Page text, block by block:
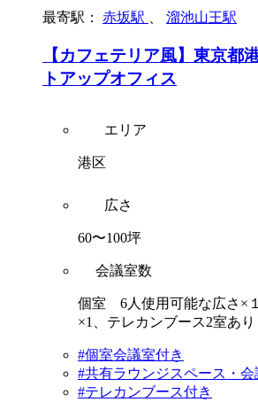
最寄駅： 赤坂駅 溜池山王駅
【カフェテリア風】東京都
トアップオフィス
エリア
港区
広さ
60〜100坪
会議室数
個室 6人使用可能な広さ×
×1、テレカンブース2室あり
#個室会議室付き
#共有ラウンジスペース・会
#テレカンブース付き